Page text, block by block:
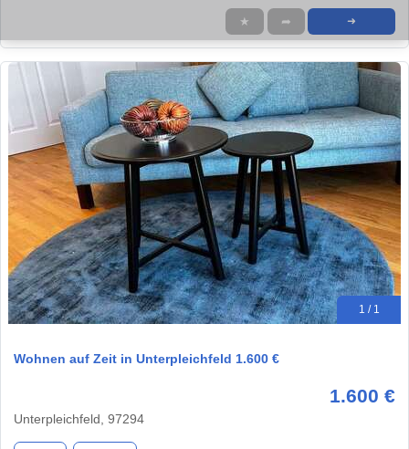
★ ➦ ➜
1 / 1
Wohnen auf Zeit in Unterpleichfeld 1.600 €
1.600 €
Unterpleichfeld, 97294